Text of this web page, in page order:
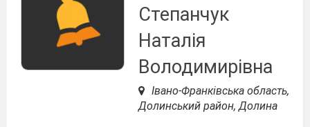
Степанчук
Наталія
Володимирівна
Івано-Франківська область,
Долинський район, Долина